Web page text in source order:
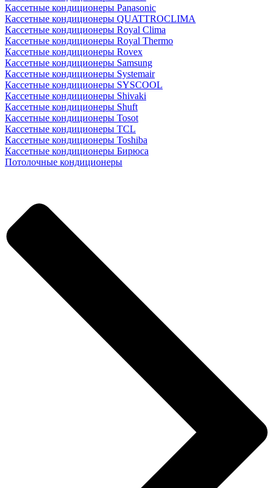
Кассетные кондиционеры Panasonic
Кассетные кондиционеры QUATTROCLIMA
Кассетные кондиционеры Royal Clima
Кассетные кондиционеры Royal Thermo
Кассетные кондиционеры Rovex
Кассетные кондиционеры Samsung
Кассетные кондиционеры Systemair
Кассетные кондиционеры SYSCOOL
Кассетные кондиционеры Shivaki
Кассетные кондиционеры Shuft
Кассетные кондиционеры Tosot
Кассетные кондиционеры TCL
Кассетные кондиционеры Toshiba
Кассетные кондиционеры Бирюса
Потолочные кондиционеры